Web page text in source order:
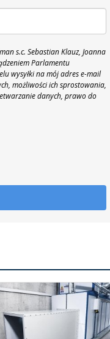
s.c. Sebastian Klauz, Joanna
Parlamentu
wysyłki na mój adres e-mail
możliwości ich sprostowania,
danych, prawo do